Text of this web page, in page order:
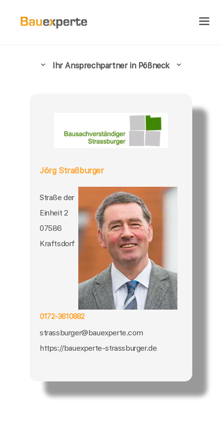
Ihr Ansprechpartner in Pößneck
Jörg Straßburger
Straße der
Einheit 2
07586
Kraftsdorf
0172-3610882
strassburger@bauexperte.com
https://bauexperte-strassburger.de